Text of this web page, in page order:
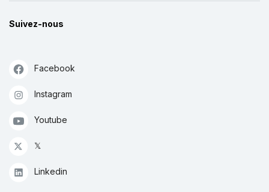
Suivez-nous
Facebook
Instagram
Youtube
𝕏
Linkedin